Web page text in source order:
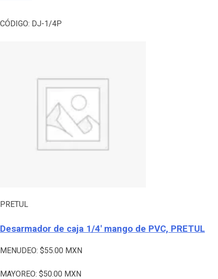
CÓDIGO: DJ-1/4P
PRETUL
Desarmador de caja 1/4′ mango de PVC, PRETUL
MENUDEO: $55.00 MXN
MAYOREO: $50.00 MXN